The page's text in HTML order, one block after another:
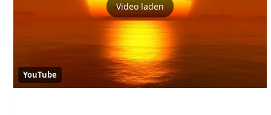
Video laden
YouTube